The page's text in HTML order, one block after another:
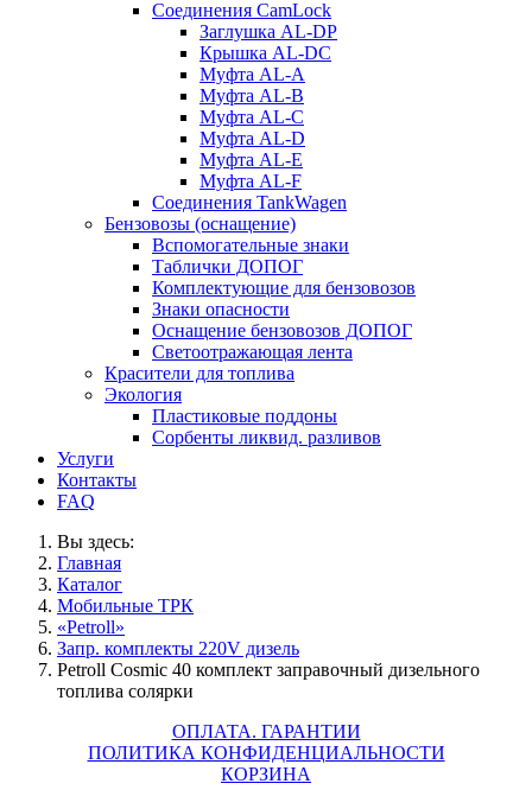
Соединения CamLock
Заглушка AL-DP
Крышка AL-DC
Муфта AL-A
Муфта AL-B
Муфта AL-C
Муфта AL-D
Муфта AL-E
Муфта AL-F
Соединения TankWagen
Бензовозы (оснащение)
Вспомогательные знаки
Таблички ДОПОГ
Комплектующие для бензовозов
Знаки опасности
Оснащение бензовозов ДОПОГ
Светоотражающая лента
Красители для топлива
Экология
Пластиковые поддоны
Сорбенты ликвид. разливов
Услуги
Контакты
FAQ
Вы здесь:
Главная
Каталог
Мобильные ТРК
«Petroll»
Запр. комплекты 220V дизель
Petroll Cosmic 40 комплект заправочный дизельного
топлива солярки
ОПЛАТА. ГАРАНТИИ
ПОЛИТИКА КОНФИДЕНЦИАЛЬНОСТИ
КОРЗИНА